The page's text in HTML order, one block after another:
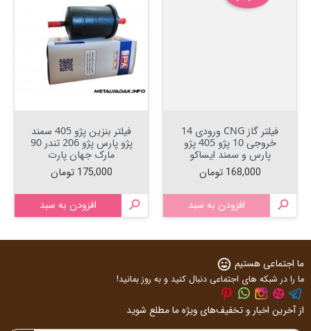
فیلتر گاز CNG ورودی 14
خروجی 10 پژو 405 پژو
پارس و سمند ایساکو
قیمت
168,000 تومان
 افزودن به سبد
فیلتر بنزین پژو 405 سمند
پژو پارس پژو 206 تندر 90
مارک جهان پارت
قیمت
175,000 تومان
 افزودن به سبد
ما اجتماعی هستیم sentiment_very_satisfied
ما را در شبکه های اجتماعی دنبال کنید و به روز بمانید!
از آخرین اخبار و تخفیف‌های ویژه ما مطلع شوید